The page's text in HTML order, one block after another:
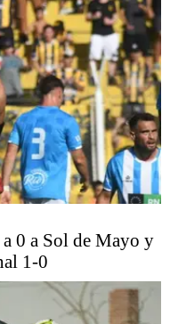
0 a Sol de Mayo y
1-0